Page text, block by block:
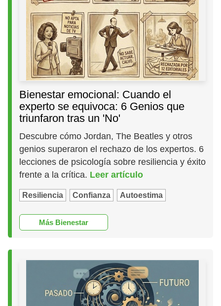
Bienestar emocional: Cuando el
experto se equivoca: 6 Genios que
triunfaron tras un 'No'
Descubre cómo Jordan, The Beatles y otros
genios superaron el rechazo de los expertos. 6
lecciones de psicología sobre resiliencia y éxito
frente a la crítica. Leer artículo
Resiliencia Confianza Autoestima
Más Bienestar